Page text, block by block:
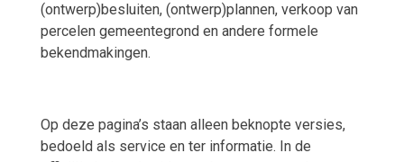
(ontwerp)besluiten, (ontwerp)plannen, verkoop van
percelen gemeentegrond en andere formele
bekendmakingen.
Op deze pagina’s staan alleen beknopte versies,
bedoeld als service en ter informatie. In de